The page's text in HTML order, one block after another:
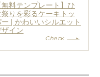
無料テンプレート】ひ
祭りを彩るケーキトッ
| かわいいシルエット
ザイン